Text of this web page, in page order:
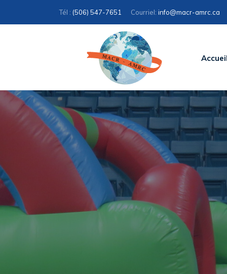
Tél : (506) 547-7651 Courriel: ac.crma-rcam@ofni